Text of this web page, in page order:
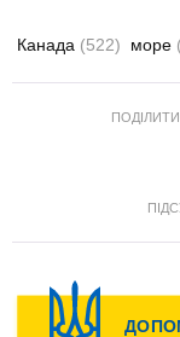
Канада (522) море